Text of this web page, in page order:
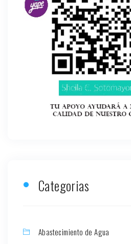
Categorias
Abastecimiento de Agua